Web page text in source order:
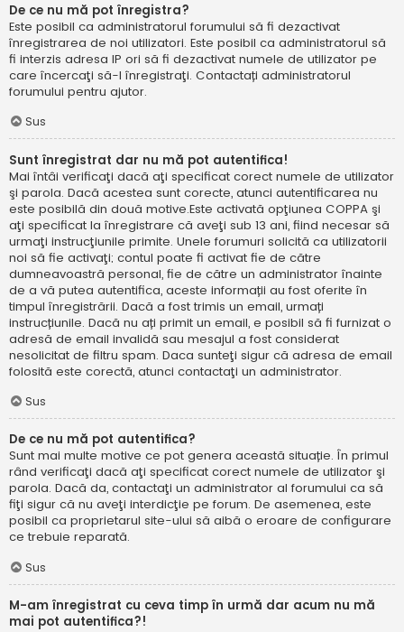
De ce nu mă pot înregistra?
Este posibil ca administratorul forumului să fi dezactivat
înregistrarea de noi utilizatori. Este posibil ca administratorul să
fi interzis adresa IP ori să fi dezactivat numele de utilizator pe
care încercaţi să-l înregistraţi. Contactați administratorul
forumului pentru ajutor.
Sus
Sunt înregistrat dar nu mă pot autentifica!
Mai întâi verificaţi dacă aţi specificat corect numele de utilizator
şi parola. Dacă acestea sunt corecte, atunci autentificarea nu
este posibilă din două motive.Este activată opţiunea COPPA şi
aţi specificat la înregistrare că aveţi sub 13 ani, fiind necesar să
urmaţi instrucţiunile primite. Unele forumuri solicită ca utilizatorii
noi să fie activaţi; contul poate fi activat fie de către
dumneavoastră personal, fie de către un administrator înainte
de a vă putea autentifica, aceste informații au fost oferite în
timpul înregistrării. Dacă a fost trimis un email, urmați
instrucțiunile. Dacă nu ați primit un email, e posibil să fi furnizat o
adresă de email invalidă sau mesajul a fost considerat
nesolicitat de filtru spam. Daca sunteţi sigur că adresa de email
folosită este corectă, atunci contactaţi un administrator.
Sus
De ce nu mă pot autentifica?
Sunt mai multe motive ce pot genera această situație. În primul
rând verificaţi dacă aţi specificat corect numele de utilizator şi
parola. Dacă da, contactaţi un administrator al forumului ca să
fiţi sigur că nu aveţi interdicţie pe forum. De asemenea, este
posibil ca proprietarul site-ului să aibă o eroare de configurare
ce trebuie reparată.
Sus
M-am înregistrat cu ceva timp în urmă dar acum nu mă
mai pot autentifica?!